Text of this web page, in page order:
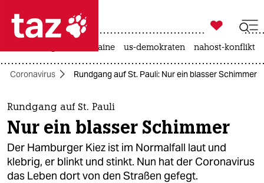
 taz zahl ich
taz zahl ich
themen
politik
öko

taz zahl ich
krieg in der ukraine us-demokraten nahost-konflikt
Coronavirus Rundgang auf St. Pauli: Nur ein blasser Schimmer
Rundgang auf St. Pauli
Nur ein blasser Schimmer
Der Hamburger Kiez ist im Normalfall laut und
klebrig, er blinkt und stinkt. Nun hat der Coronavirus
das Leben dort von den Straßen gefegt.